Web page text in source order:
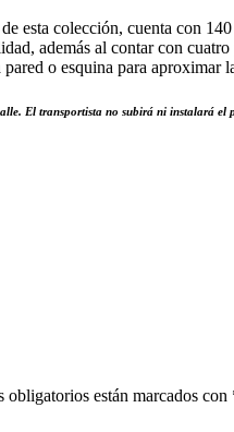
esta colección, cuenta con
además al contar con
o esquina para aproximar
El transportista no subirá ni instalará el
obligatorios están marcados con